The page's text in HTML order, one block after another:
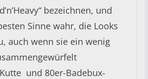
bezeichnen, und
Sinne wahr, die Looks
auch wenn sie ein wenig
und 80er-Badebux-